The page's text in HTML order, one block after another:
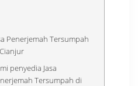
Penerjemah Tersumpah
penyedia Jasa
Tersumpah di